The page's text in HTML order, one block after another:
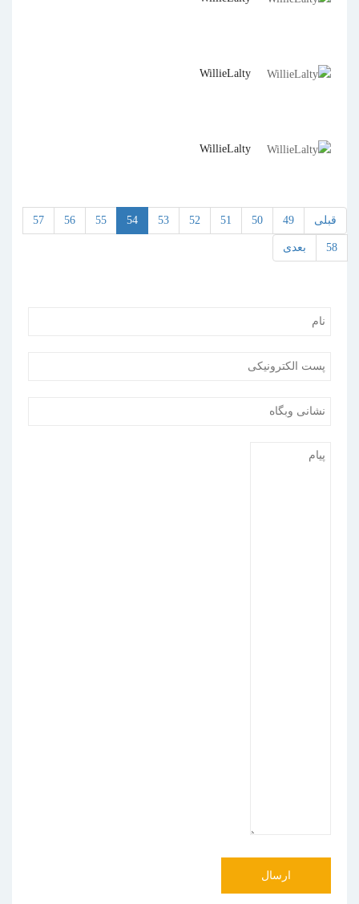
WillieLalty
WillieLalty
قبلی 49
50
51
52
53
54
55
56
57
58 بعدی